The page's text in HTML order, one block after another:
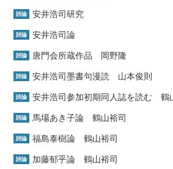
詩論 安井浩司研究
詩論 安井浩司論
詩論 唐門会所蔵作品 岡野隆
詩論 安井浩司墨書句漫読 山本俊則
詩論 安井浩司参加初期同人誌を読む 鶴
詩論 馬場あき子論 鶴山裕司
詩論 福島泰樹論 鶴山裕司
詩論 加藤郁乎論 鶴山裕司